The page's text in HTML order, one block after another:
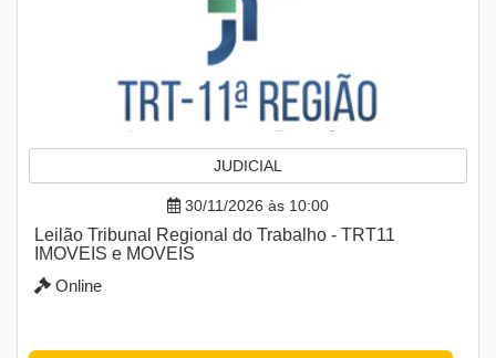
JUDICIAL
30/11/2026 às 10:00
Leilão Tribunal Regional do Trabalho - TRT11
IMOVEIS e MOVEIS
Online